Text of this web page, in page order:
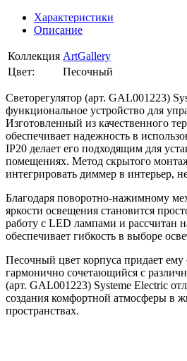
Характеристики
Описание
Коллекция ArtGallery
Цвет:
Песочный
Светорегулятор (арт. GAL001223)
функциональное устройство для
Изготовленный из качественного
обеспечивает надежность в
IP20 делает его подходящим для
помещениях. Метод скрытого
интегрировать диммер в интерьер,
Благодаря поворотно-нажимному
яркости освещения становится
работу с LED лампами и рассчитан
обеспечивает гибкость в выборе
Песочный цвет корпуса придает
гармонично сочетающийся с
(арт. GAL001223) Systeme Electric
создания комфортной атмосферы в
пространствах.